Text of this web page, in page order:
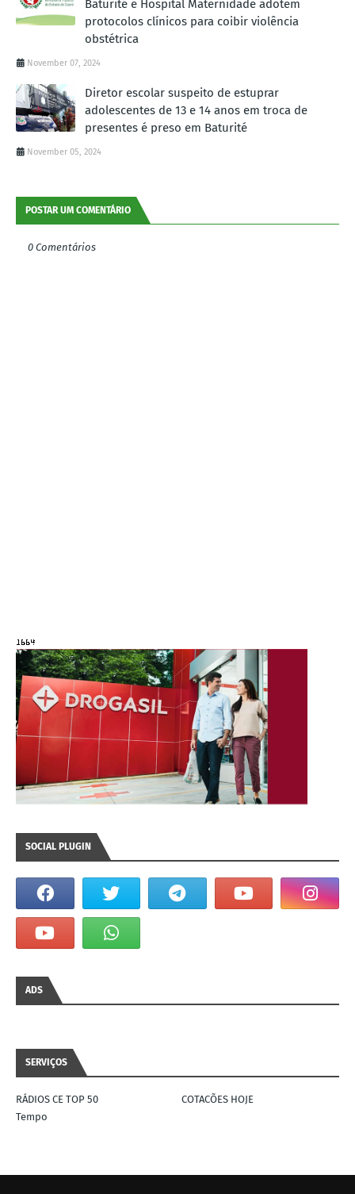
Baturité e Hospital Maternidade adotem
protocolos clínicos para coibir violência
obstétrica
November 07, 2024
Diretor escolar suspeito de estuprar
adolescentes de 13 e 14 anos em troca de
presentes é preso em Baturité
November 05, 2024
POSTAR UM COMENTÁRIO
0 Comentários
SOCIAL PLUGIN
ADS
SERVIÇOS
RÁDIOS CE TOP 50
COTACÕES HOJE
Tempo